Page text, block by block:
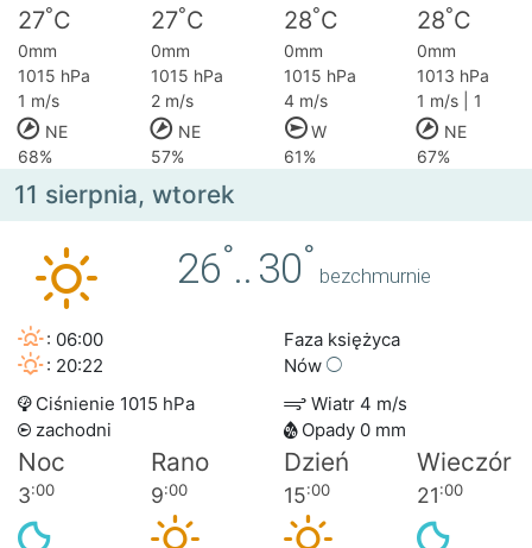
27°C 27°C 28°C 28°C
0mm 0mm 0mm
0mm
1015 hPa
1015 hPa 1015 hPa
1013 hPa
1 m/s
2 m/s 4 m/s
1 m/s | 1
NE
NE W
NE
68%
57% 61% 67%
11 sierpnia, wtorek
26°.. 30°
bezchmurnie
: 06:00
: 20:22
Faza księżyca
Nów
Ciśnienie 1015 hPa
Wiatr 4 m/s
zachodni
Opady 0 mm
Noc Rano Dzień Wieczór
3:00 9:00 15:00 21:00